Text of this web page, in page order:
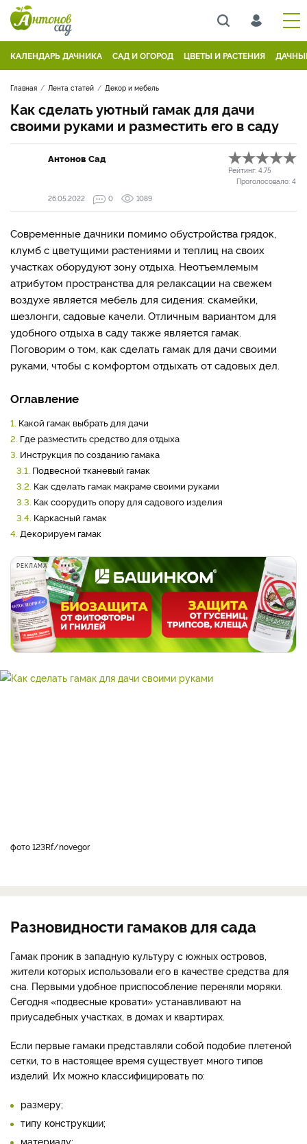
КАЛЕНДАРЬ ДАЧНИКА САД И ОГОРОД ЦВЕТЫ И РАСТЕНИЯ
Главная Лента статей Декор и мебель
Как сделать уютный гамак для дачи
своими руками и разместить его в саду
Антонов Сад
Рейтинг: 4.75
Проголосовало: 4
26.05.2022
0 1089
Современные дачники помимо обустройства грядок,
клумб с цветущими растениями и теплиц на своих
участках оборудуют зону отдыха. Неотъемлемым
атрибутом пространства для релаксации на свежем
воздухе является мебель для сидения: скамейки,
шезлонги, садовые качели. Отличным вариантом для
удобного отдыха в саду также является гамак.
Поговорим о том, как сделать гамак для дачи своими
руками, чтобы с комфортом отдыхать от садовых дел.
Оглавление
1. Какой гамак выбрать для дачи
2. Где разместить средство для отдыха
3. Инструкция по созданию гамака
3.1. Подвесной тканевый гамак
3.2. Как сделать гамак макраме своими руками
3.3. Как соорудить опору для садового изделия
3.4. Каркасный гамак
4. Декорируем гамак
РЕКЛАМА
фото 123Rf/novegor
Разновидности гамаков для сада
Гамак проник в западную культуру с южных островов,
жители которых использовали его в качестве средства для
сна. Первыми удобное приспособление переняли моряки.
Сегодня «подвесные кровати» устанавливают на
приусадебных участках, в домах и квартирах.
Если первые гамаки представляли собой подобие плетеной
сетки, то в настоящее время существует много типов
изделий. Их можно классифицировать по:
размеру;
типу конструкции;
материалу;